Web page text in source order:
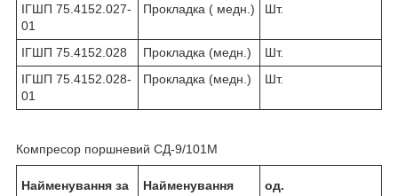
ІГШП 75.4152.027-
01
Прокладка ( медн.) Шт.
ІГШП 75.4152.028 Прокладка (медн.)
Шт.
ІГШП 75.4152.028-
01
Прокладка (медн.) Шт.
Компресор поршневий СД-9/101М
Найменування за
Найменування
од.